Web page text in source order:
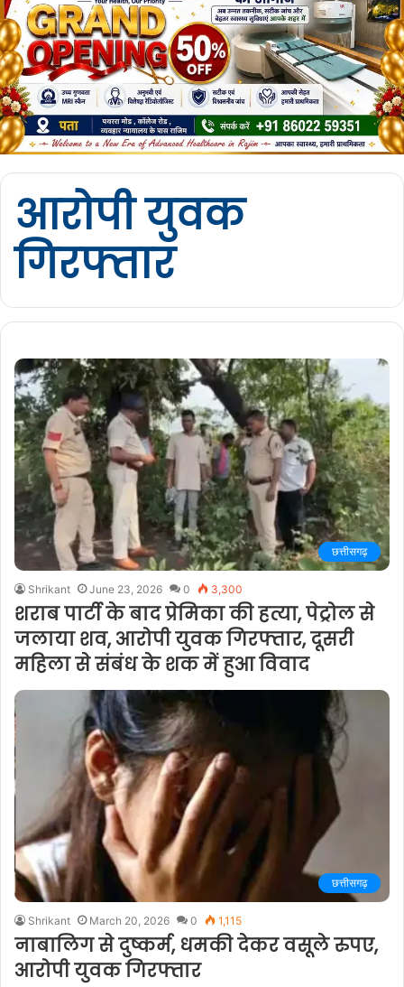
आरोपी युवक
गिरफ्तार
छत्तीसगढ़
Shrikant June 23, 2026 0 3,300
शराब पार्टी के बाद प्रेमिका की हत्या, पेट्रोल से
जलाया शव, आरोपी युवक गिरफ्तार, दूसरी
महिला से संबंध के शक में हुआ विवाद
छत्तीसगढ़
Shrikant March 20, 2026 0 1,115
नाबालिग से दुष्कर्म, धमकी देकर वसूले रुपए,
आरोपी युवक गिरफ्तार